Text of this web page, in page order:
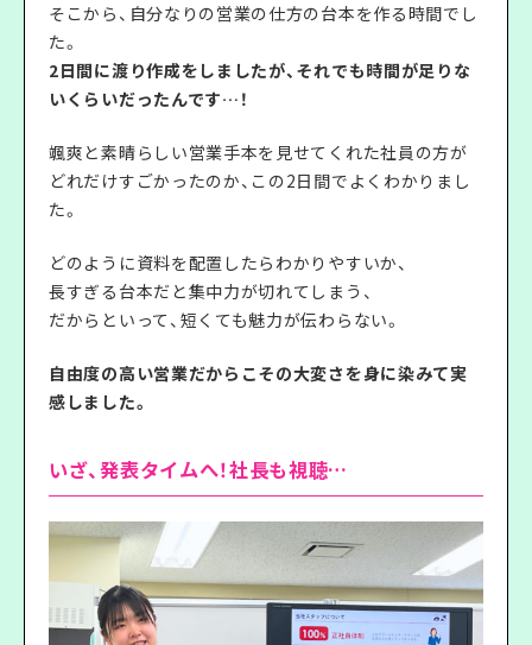
そこから、自分なりの営業の仕方の台本を作る時間でし
た。
2日間に渡り作成をしましたが、それでも時間が足りな
いくらいだったんです…！
颯爽と素晴らしい営業手本を見せてくれた社員の方が
どれだけすごかったのか、この2日間でよくわかりまし
た。
どのように資料を配置したらわかりやすいか、
長すぎる台本だと集中力が切れてしまう、
だからといって、短くても魅力が伝わらない。
自由度の高い営業だからこその大変さを身に染みて実
感しました。
いざ、発表タイムへ！社長も視聴…